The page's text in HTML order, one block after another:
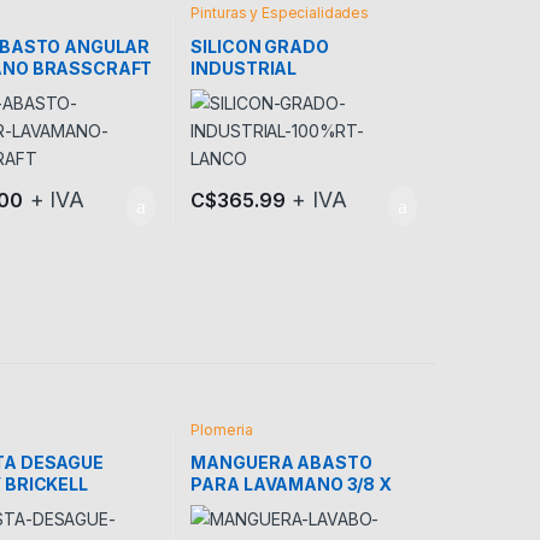
ANGULAR
BRASSCRAFT
+ IVA
Pinturas y Especialidades
SILICON GRADO
INDUSTRIAL
TRANSPARENTE
100%RTV LANCO
C$365.99 + IVA
DESAGUE
Plomeria
MANGUERA ABASTO
PARA LAVAMANO 3/8 X
1/2 ACERO INOX COFLEX